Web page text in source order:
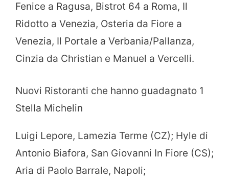
Fenice a Ragusa, Bistrot 64 a Roma, Il
Ridotto a Venezia, Osteria da Fiore a
Venezia, Il Portale a Verbania/Pallanza,
Cinzia da Christian e Manuel a Vercelli.
Nuovi Ristoranti che hanno guadagnato 1
Stella Michelin
Luigi Lepore, Lamezia Terme (CZ); Hyle di
Antonio Biafora, San Giovanni In Fiore (CS);
Aria di Paolo Barrale, Napoli;